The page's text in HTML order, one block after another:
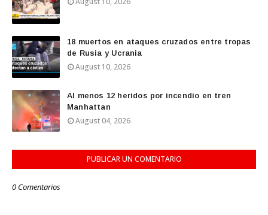
18 muertos en ataques cruzados entre tropas
de Rusia y Ucrania
August 10, 2026
Al menos 12 heridos por incendio en tren
Manhattan
August 04, 2026
PUBLICAR UN COMENTARIO
0 Comentarios